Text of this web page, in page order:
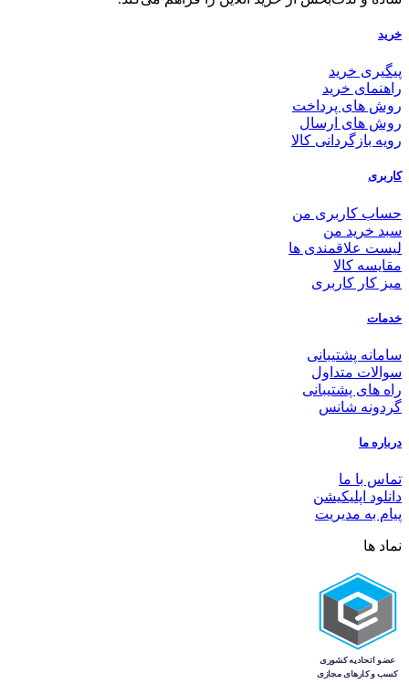
خرید
پیگیری خرید
راهنمای خرید
روش های پرداخت
روش های ارسال
رویه بازگردانی کالا
کاربری
حساب کاربری من
سبد خرید من
لیست علاقمندی ها
مقایسه کالا
میز کار کاربری
خدمات
سامانه پشتیبانی
سوالات متداول
راه های پشتیبانی
گردونه شانس
درباره ما
تماس با ما
دانلود اپلیکیشن
پیام به مدیریت
نماد ها